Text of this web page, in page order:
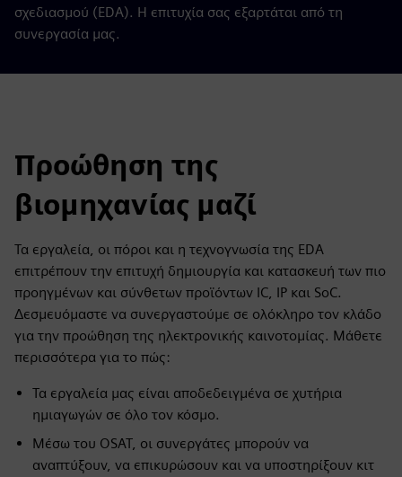
σχεδιασμού (EDA). Η επιτυχία σας εξαρτάται από τη
συνεργασία μας.
Προώθηση της
βιομηχανίας μαζί
Τα εργαλεία, οι πόροι και η τεχνογνωσία της EDA
επιτρέπουν την επιτυχή δημιουργία και κατασκευή των πιο
προηγμένων και σύνθετων προϊόντων IC, IP και SoC.
Δεσμευόμαστε να συνεργαστούμε σε ολόκληρο τον κλάδο
για την προώθηση της ηλεκτρονικής καινοτομίας. Μάθετε
περισσότερα για το πώς:
Τα εργαλεία μας είναι αποδεδειγμένα σε χυτήρια
ημιαγωγών σε όλο τον κόσμο.
Μέσω του OSAT, οι συνεργάτες μπορούν να
αναπτύξουν, να επικυρώσουν και να υποστηρίξουν κιτ